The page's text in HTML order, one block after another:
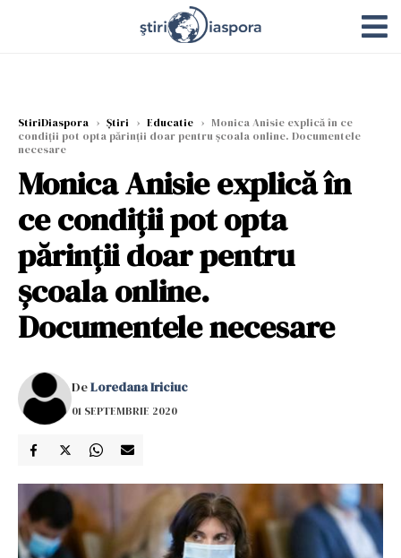
StiriDiaspora › Știri › Educatie › Monica Anisie explică în ce
condiții pot opta părinții doar pentru școala online. Documentele
necesare
Monica Anisie explică în
ce condiții pot opta
părinții doar pentru
școala online.
Documentele necesare
DeLoredana Iriciuc
01 SEPTEMBRIE 2020